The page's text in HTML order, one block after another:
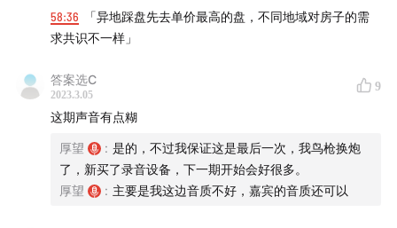
58:36
「异地踩盘先去单价最高的盘，不同地域对房子的需
求共识不一样」
答案选C
2023.3.05
9
这期声音有点糊
厚望 : 是的，不过我保证这是最后一次，我鸟枪换炮
了，新买了录音设备，下一期开始会好很多。
厚望
: 主要是我这边音质不好，嘉宾的音质还可以